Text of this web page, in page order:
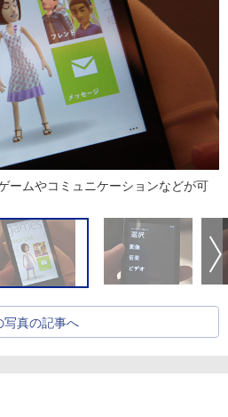
ームやコミュニケーションなどが可
写真の記事へ